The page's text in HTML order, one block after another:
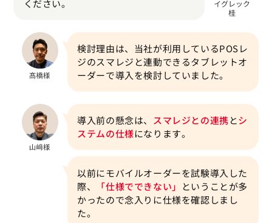
ください。
検討理由は、当社が利用しているPOSレ
ジのスマレジと連動できるタブレットオ
ーダーで導入を検討していました。
導入前の懸念は、 スマレジとの連携とシ
ステムの仕様になります。
以前にモバイルオーダーを試験導入した
際、
「仕様でできない」
ということが多
かったので念入りに仕様を確認しまし
た。